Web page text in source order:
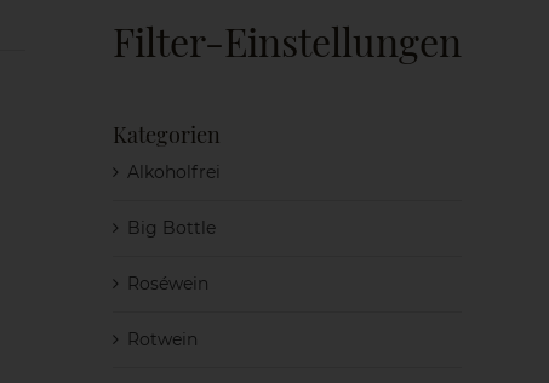
Filter-Einstellungen
Kategorien
Alkoholfrei
Big Bottle
Roséwein
Rotwein